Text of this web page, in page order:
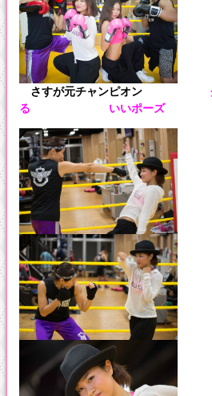
さすが元チャンピオン
る
いいポーズ